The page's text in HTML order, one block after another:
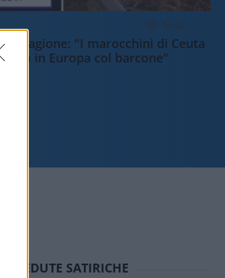
14.6k
ragione: "I marocchini di Ceuta
in Europa col barcone"
SEDUTE SATIRICHE